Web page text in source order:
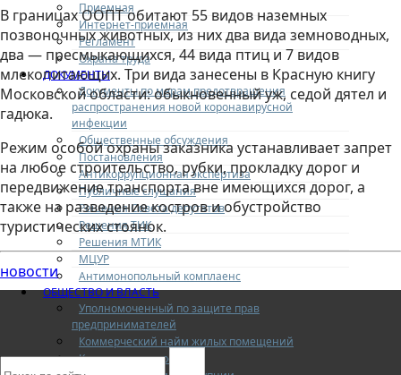
Приемная
Интернет-приемная
Регламент
Охрана труда
ДОКУМЕНТЫ
Документы по мерам предотвращения
распространения новой коронавирусной
инфекции
Общественные обсуждения
Постановления
Антикоррупционная экспертиза
Публичные слушания
Решения Совета депутатов
Решения ТИК
Решения МТИК
МЦУР
Антимонопольный комплаенс
ОБЩЕСТВО И ВЛАСТЬ
Уполномоченный по защите прав
предпринимателей
Коммерческий найм жилых помещений
Конкурентная среда
В границах ООПТ обитают 55 видов наземных
позвоночных животных, из них два вида земноводных,
два — пресмыкающихся, 44 вида птиц и 7 видов
млекопитающих. Три вида занесены в Красную книгу
Московской области: обыкновенный уж, седой дятел и
гадюка.
Режим особой охраны заказника устанавливает запрет
на любое строительство, рубки, прокладку дорог и
передвижение транспорта вне имеющихся дорог, а
также на разведение костров и обустройство
туристических стоянок.
новости